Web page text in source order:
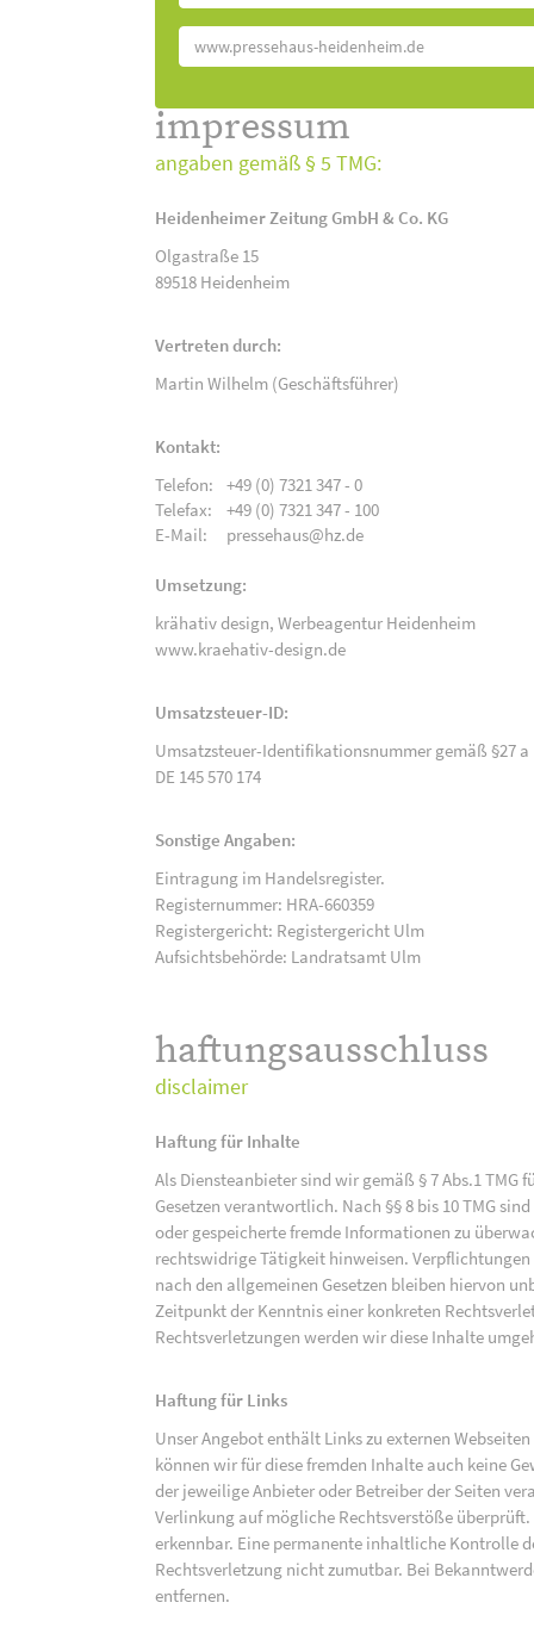
www.pressehaus-heidenheim.de
impressum
angaben gemäß § 5 TMG:
Heidenheimer Zeitung GmbH & Co. KG
Olgastraße 15
89518 Heidenheim
Vertreten durch:
Martin Wilhelm (Geschäftsführer)
Kontakt:
Telefon:
+49 (0) 7321 347 - 0
Telefax:
+49 (0) 7321 347 - 100
E-Mail:
pressehaus@hz.de
Umsetzung:
krähativ design, Werbeagentur Heidenheim
www.kraehativ-design.de
Umsatzsteuer-ID:
Umsatzsteuer-Identifikationsnummer gemäß §27 a
DE 145 570 174
Sonstige Angaben:
Eintragung im Handelsregister.
Registernummer: HRA-660359
Registergericht: Registergericht Ulm
Aufsichtsbehörde: Landratsamt Ulm
haftungsausschluss
disclaimer
Haftung für Inhalte
Als Diensteanbieter sind wir gemäß § 7 Abs.1
Gesetzen verantwortlich. Nach §§ 8 bis 10 TMG
oder gespeicherte fremde Informationen zu
rechtswidrige Tätigkeit hinweisen.
nach den allgemeinen Gesetzen bleiben hiervon
Zeitpunkt der Kenntnis einer konkreten
Rechtsverletzungen werden wir diese Inhalte
Haftung für Links
Unser Angebot enthält Links zu externen
können wir für diese fremden Inhalte auch keine
der jeweilige Anbieter oder Betreiber der Seiten
Verlinkung auf mögliche Rechtsverstöße
erkennbar. Eine permanente inhaltliche Kontrolle
Rechtsverletzung nicht zumutbar. Bei
entfernen.